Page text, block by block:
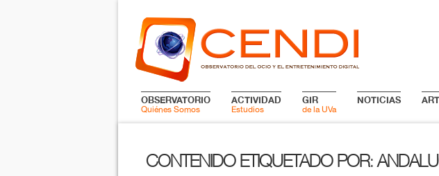
OBSERVATORIO
Quiénes Somos
ACTIVIDAD
Estudios
GIR
de la UVa
NOTICIAS
CONTENIDO ETIQUETADO POR: